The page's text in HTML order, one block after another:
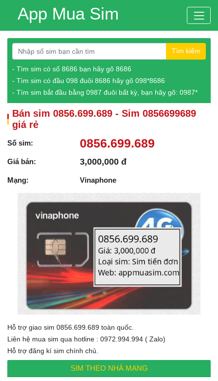
App Mua Sim
Tìm kiếm
- Tìm sim có số 8686 bạn hãy gõ 8686
- Tìm sim có đầu 098 đuôi 8686 hãy gõ 098*8686
- Tìm sim bắt đầu bằng 0987 đuôi bất kỳ, bạn hãy gõ: 0987*
Bán sim 0856.699.689 - Sim 0856699689
giá rẻ
Số sim: 0856.699.689
Giá bán: 3,000,000 đ
Mạng: Vinaphone
Hỗ trợ giao sim 0856.699.689 toàn quốc.
Liên hệ mua sim qua hotline : 0972.994.994 ( Zalo)
Hỗ trợ đăng kí sim chính chủ.
SIM THEO NHÀ MẠNG